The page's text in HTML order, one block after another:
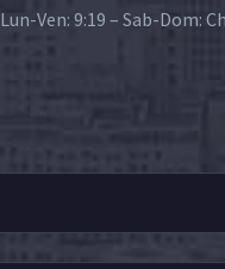
Lun-Ven: 9:19 – Sab-Dom: